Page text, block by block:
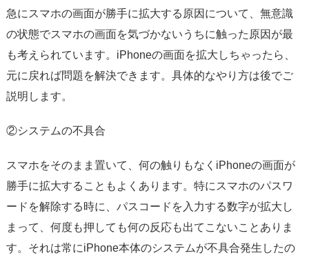
急にスマホの画面が勝手に拡大する原因について、無意識
の状態でスマホの画面を気づかないうちに触った原因が最
も考えられています。iPhoneの画面を拡大しちゃったら、
元に戻れば問題を解決できます。具体的なやり方は後でご
説明します。
②システムの不具合
スマホをそのまま置いて、何の触りもなくiPhoneの画面が
勝手に拡大することもよくあります。特にスマホのパスワ
ードを解除する時に、パスコードを入力する数字が拡大し
まって、何度も押しても何の反応も出てこないことありま
す。それは常にiPhone本体のシステムが不具合発生したの